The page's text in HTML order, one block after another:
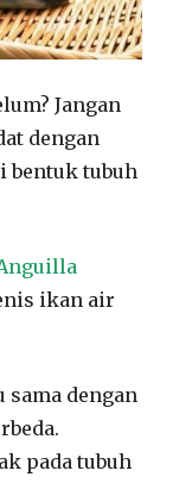
Jangan
dengan
bentuk tubuh
ikan air
dengan
pada tubuh